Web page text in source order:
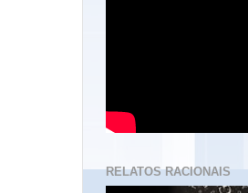
RELATOS RACIONAIS